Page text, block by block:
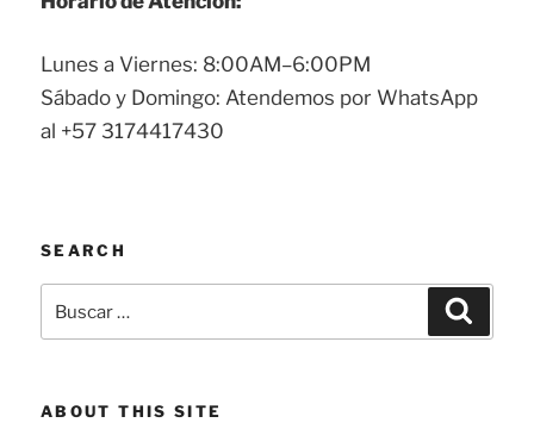
Lunes a Viernes: 8:00AM–6:00PM
Sábado y Domingo: Atendemos por WhatsApp
al +57 3174417430
SEARCH
Buscar
por:
ABOUT THIS SITE